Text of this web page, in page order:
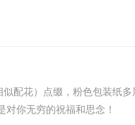
配花）点缀，粉色包装纸
你无穷的祝福和思念！